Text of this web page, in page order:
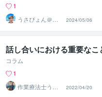
1
うさぴょん＠癒
し系アラフィフ
心寄り添い人
2024/05/06
話し合いにおける重要なこ
コラム
1
作業療法士うね
助
2022/04/20